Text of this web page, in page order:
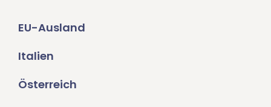
EU-Ausland
Italien
Österreich